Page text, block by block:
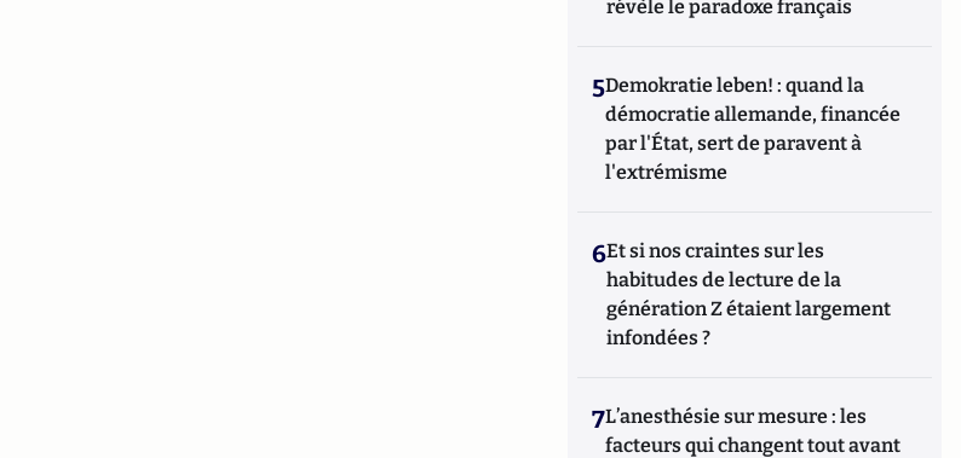
révèle le paradoxe français
5Demokratie leben! : quand la
démocratie allemande, financée
par l'État, sert de paravent à
l'extrémisme
6Et si nos craintes sur les
habitudes de lecture de la
génération Z étaient largement
infondées ?
7L’anesthésie sur mesure : les
facteurs qui changent tout avant